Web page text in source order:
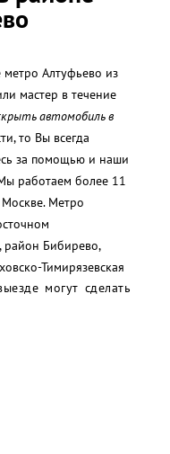
Алтуфьево из
мастер в течение
автомобиль в
то Вы всегда
за помощью и наши
работаем более 11
Метро
район Бибирево,
Тимирязевская
могут сделать